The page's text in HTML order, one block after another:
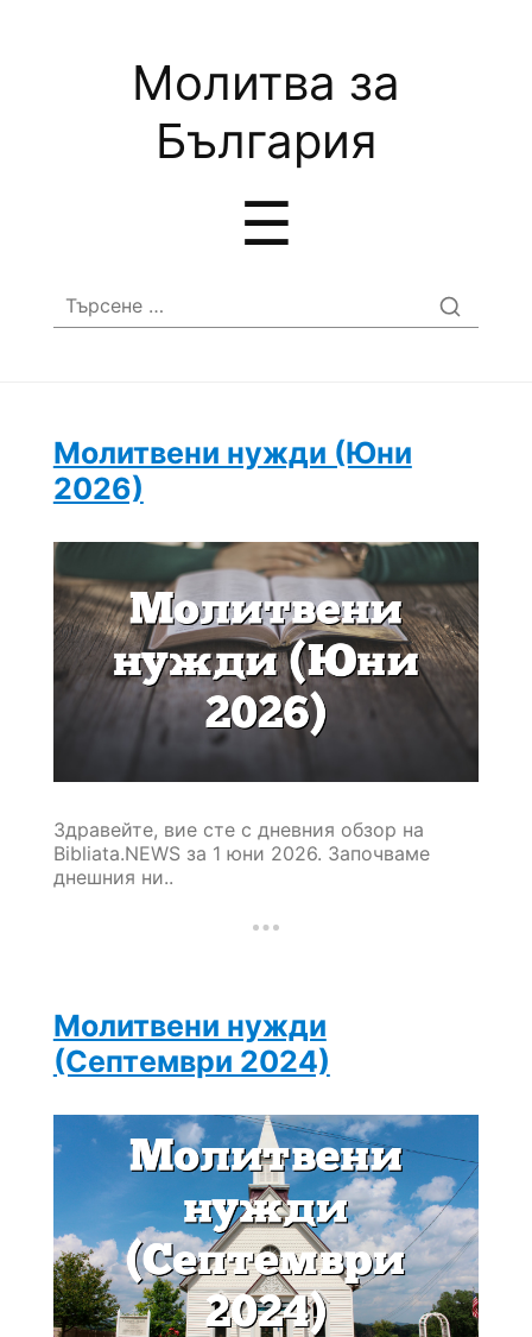
Молитва за
България
☰
Търсене
за:
Молитвени нужди (Юни
2026)
Здравейте, вие сте с дневния обзор на
Bibliata.NEWS за 1 юни 2026. Започваме
днешния ни..
Молитвени нужди
(Септември 2024)